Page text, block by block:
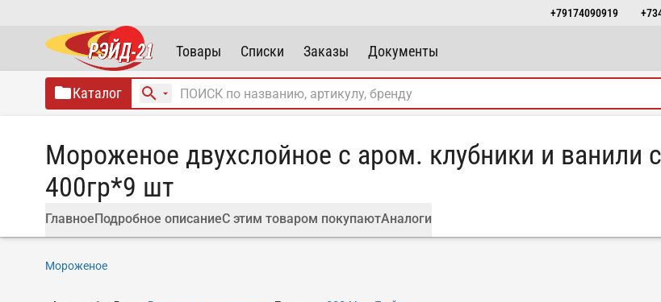
+79174090919
Товары Списки Заказы Документы
Каталог
Мороженое двухслойное с аром. клубники и ванили
400гр*9 шт
ГлавноеПодробное описаниеС этим товаром покупаютАналоги
Мороженое